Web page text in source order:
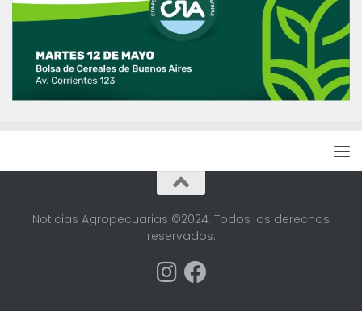
Noticias Agropecuarias ©2024. Todos los derechos
reservados.